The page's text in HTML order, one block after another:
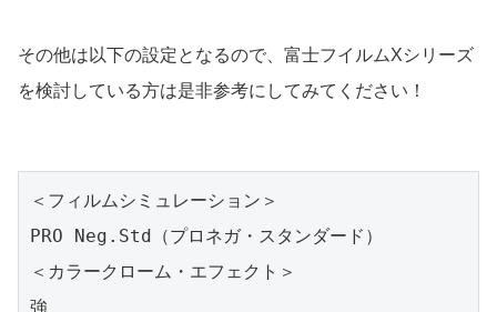
その他は以下の設定となるので、富士フイルムXシリーズ
を検討している方は是非参考にしてみてください！
＜フィルムシミュレーション＞
PRO Neg.Std（プロネガ・スタンダード）
＜カラークローム・エフェクト＞
強